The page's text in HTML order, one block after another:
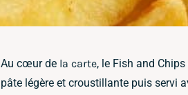
Au cœur de la carte, le Fish and
pâte légère et croustillante puis servi